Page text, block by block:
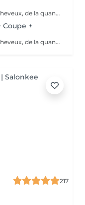
Le tarif final peut varier selon le type de cheveux, de la quantité de produit utilisée et de la création finalement réalisée.
+
Le tarif final peut varier selon le type de cheveux, de la quantité de produit utilisée et de la création finalement réalisée.
217